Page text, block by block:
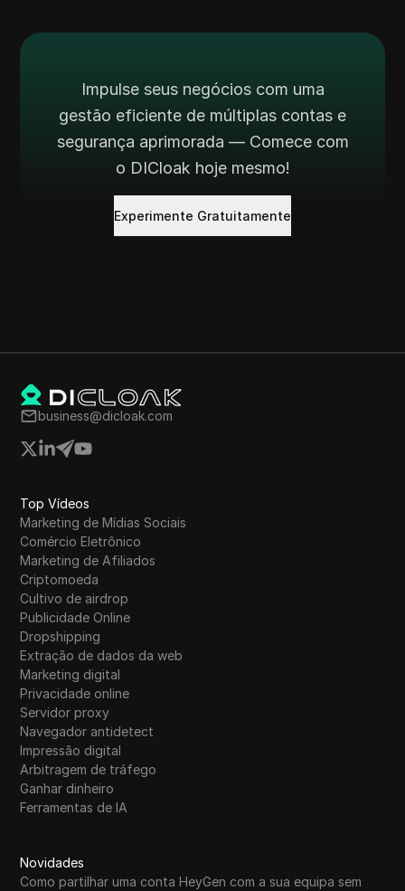
Impulse seus negócios com uma
gestão eficiente de múltiplas contas e
segurança aprimorada — Comece com
o DICloak hoje mesmo!
Experimente Gratuitamente
business@dicloak.com
Top Vídeos
Marketing de Mídias Sociais
Comércio Eletrônico
Marketing de Afiliados
Criptomoeda
Cultivo de airdrop
Publicidade Online
Dropshipping
Extração de dados da web
Marketing digital
Privacidade online
Servidor proxy
Navegador antidetect
Impressão digital
Arbitragem de tráfego
Ganhar dinheiro
Ferramentas de IA
Novidades
Como partilhar uma conta HeyGen com a sua equipa sem